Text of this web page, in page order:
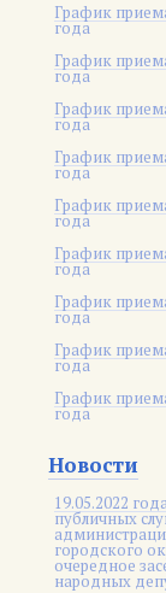
График
года
График
года
График
года
График
года
График
года
График
года
График
года
График
года
График
года
Новости
19.05.2022
публичных
городского
очередное
народных